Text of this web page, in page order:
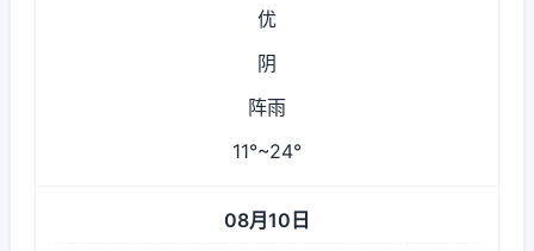
优
阴
阵雨
11°~24°
08月10日